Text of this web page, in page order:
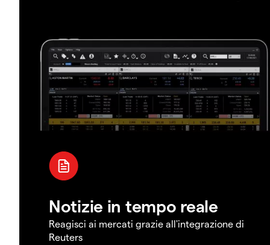
Notizie in tempo reale
Reagisci ai mercati grazie all'integrazione di
Reuters